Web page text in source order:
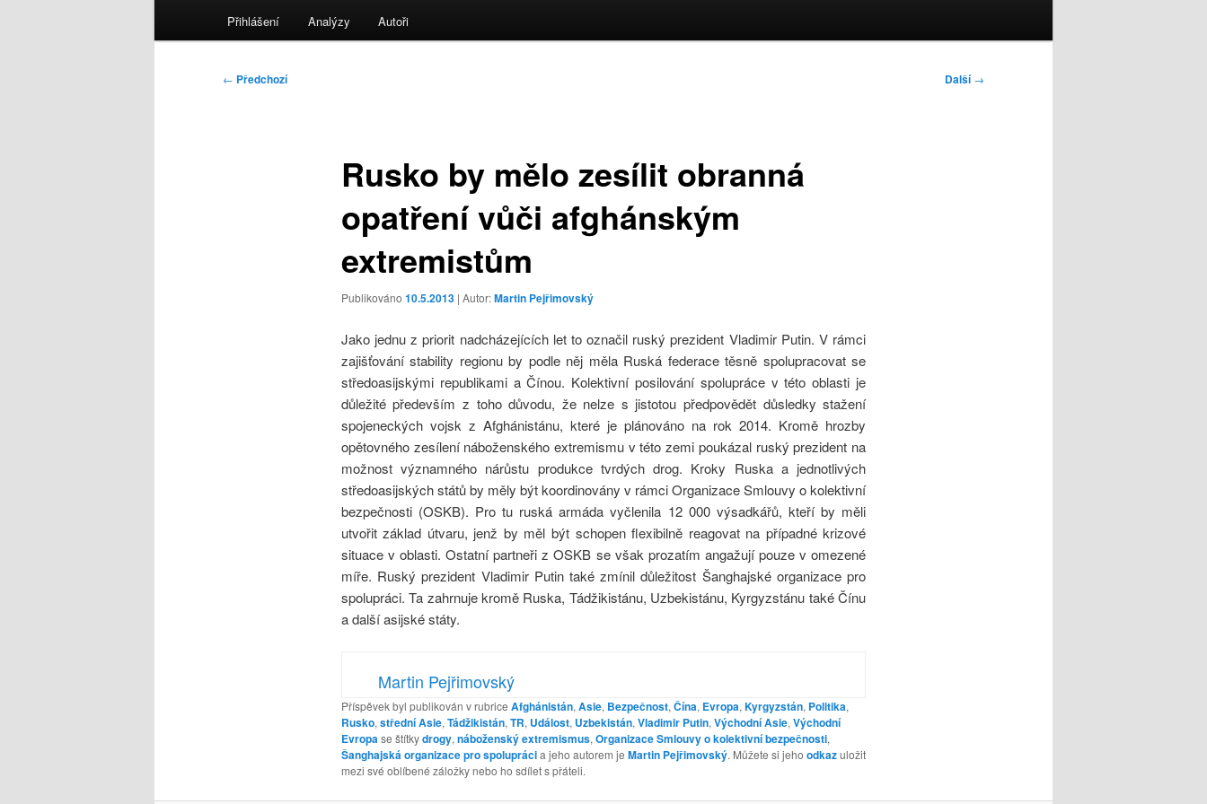
Přihlášení Analýzy Autoři
Navigace
← Předchozí Další→
Rusko by mělo zesílit obranná
opatření vůči afghánským
extremistům
Publikováno 10.5.2013 | Autor:Martin Pejřimovský
Jako jednu z priorit nadcházejících let to označil ruský prezident Vladimir Putin. V rámci
zajišťování stability regionu by podle něj měla Ruská federace těsně spolupracovat se
středoasijskými republikami a Čínou. Kolektivní posilování spolupráce v této oblasti je
důležité především z toho důvodu, že nelze s jistotou předpovědět důsledky stažení
spojeneckých vojsk z Afghánistánu, které je plánováno na rok 2014. Kromě hrozby
opětovného zesílení náboženského extremismu v této zemi poukázal ruský prezident na
možnost významného nárůstu produkce tvrdých drog. Kroky Ruska a jednotlivých
středoasijských států by měly být koordinovány v rámci Organizace Smlouvy o kolektivní
bezpečnosti (OSKB). Pro tu ruská armáda vyčlenila 12 000 výsadkářů, kteří by měli
utvořit základ útvaru, jenž by měl být schopen flexibilně reagovat na případné krizové
situace v oblasti. Ostatní partneři z OSKB se však prozatím angažují pouze v omezené
míře. Ruský prezident Vladimir Putin také zmínil důležitost Šanghajské organizace pro
spolupráci. Ta zahrnuje kromě Ruska, Tádžikistánu, Uzbekistánu, Kyrgyzstánu také Čínu
a další asijské státy.
Martin Pejřimovský
Příspěvek byl publikován v rubrice Afghánistán, Asie, Bezpečnost, Čína, Evropa, Kyrgyzstán, Politika,
Rusko, střední Asie, Tádžikistán, TR, Událost, Uzbekistán, Vladimir Putin, Východní Asie, Východní
Evropase štítkydrogy, náboženský extremismus, Organizace Smlouvy o kolektivní bezpečnosti,
Šanghajská organizace pro spoluprácia jeho autorem je Martin Pejřimovský. Můžete si jeho odkazuložit
mezi své oblíbené záložky nebo ho sdílet s přáteli.